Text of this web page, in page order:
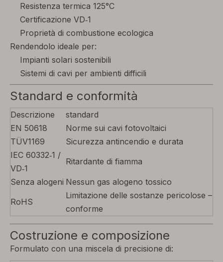
Resistenza termica 125°C
Certificazione VD‑1
Proprietà di combustione ecologica
Rendendolo ideale per:
Impianti solari sostenibili
Sistemi di cavi per ambienti difficili
Standard e conformità
Descrizione
standard
EN 50618
Norme sui cavi fotovoltaici
TÜV1169
Sicurezza antincendio e durata
IEC 60332‑1 /
VD‑1
Ritardante di fiamma
Senza alogeni Nessun gas alogeno tossico
RoHS
Limitazione delle sostanze pericolose –
conforme
Costruzione e composizione
Formulato con una miscela di precisione di: